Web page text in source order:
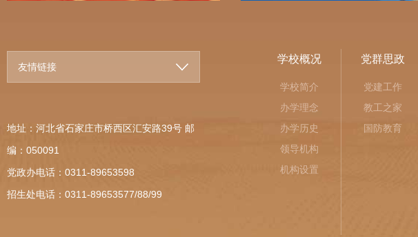
友情链接
地址：河北省石家庄市桥西区汇安路39号 邮
编：050091
党政办电话：0311-89653598
招生处电话：0311-89653577/88/99
学校概况
学校简介
办学理念
办学历史
领导机构
机构设置
党群思政
党建工作
教工之家
国防教育